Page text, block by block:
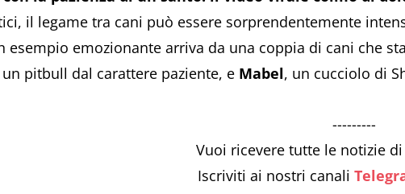
il legame tra cani può essere sorprendentemente
esempio emozionante arriva da una coppia di cani che
un pitbull dal carattere paziente, e Mabel, un cucciolo di
---------
Vuoi ricevere tutte le notizie
Iscriviti ai nostri canali